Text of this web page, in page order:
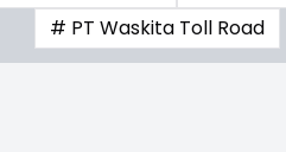
# PT Waskita Toll Road